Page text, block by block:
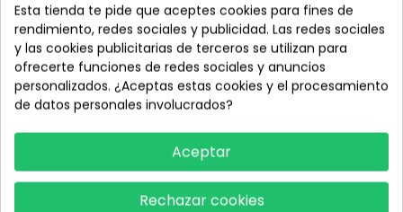
Congela el mundo real en 360° con una sola pulsación.
Osmo 360 te permite capturar fotos ultra nítidas en 360°
con hasta 120 megapíxeles (16K), revelando detalles
nítidos y un amplio campo de visión. Adéntrate en cada
toma y experimenta una inmersión real como nunca
Esta tienda te pide que aceptes cookies para fines de
rendimiento, redes sociales y publicidad. Las redes sociales
y las cookies publicitarias de terceros se utilizan para
ofrecerte funciones de redes sociales y anuncios
personalizados. ¿Aceptas estas cookies y el procesamiento
de datos personales involucrados?
Aceptar
Rechazar cookies